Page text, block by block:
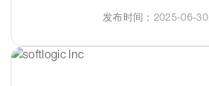
发布时间：2025-06-30